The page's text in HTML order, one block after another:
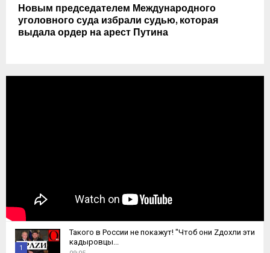
Новым председателем Международного
уголовного суда избрали судью, которая
выдала ордер на арест Путина
1
Такого в России не покажут! "Чтоб они Zдохли эти
кадыровцы...